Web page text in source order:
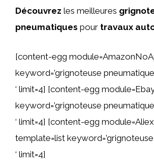
Découvrez les meilleures
pneumatiques pour travaux
[content-egg
keyword=’grignoteuse pneumatique
‘ limit=4] [content-egg
keyword=’grignoteuse pneumatique
‘ limit=4] [content-egg
template=list
‘ limit=4]